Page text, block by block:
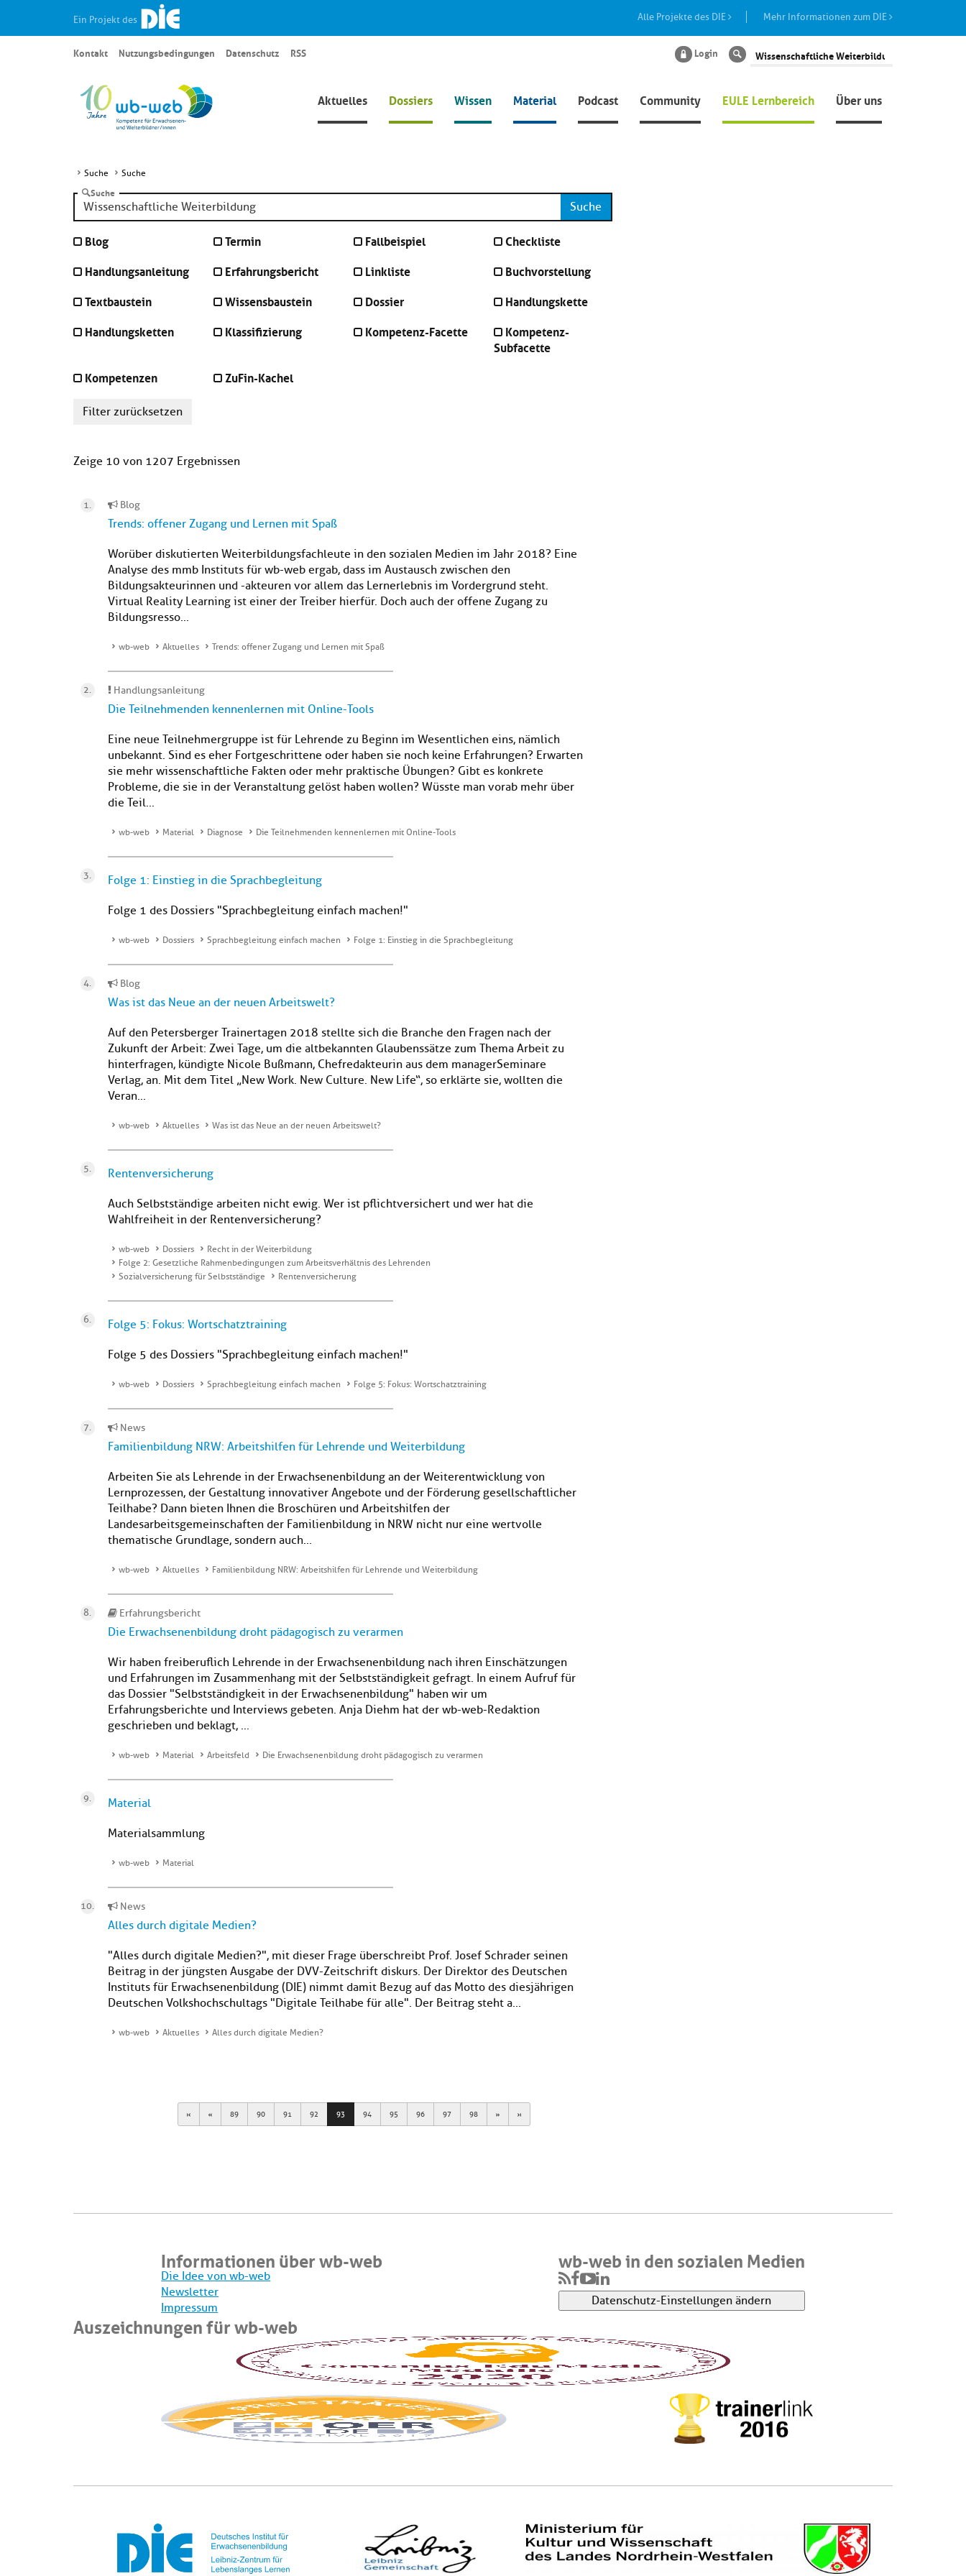
Ein Projekt des Alle Projekte des DIE Mehr Informationen zum DIE
Aktuelles Dossiers Wissen Material Podcast Community EULE Lernbereich Über uns
Kontakt Nutzungsbedingungen Datenschutz RSS Login Suche
Suche Suche
Suche
Suche
Blog Termin Fallbeispiel
Checkliste
Handlungsanleitung
Erfahrungsbericht Linkliste
Buchvorstellung
Textbaustein
Wissensbaustein Dossier
Handlungskette
Handlungsketten
Klassifizierung Kompetenz-Facette
Kompetenz-
Subfacette
Kompetenzen
ZuFin-Kachel
Filter zurücksetzen
Zeige 10 von 1207 Ergebnissen
Blog
Trends: offener Zugang und Lernen mit Spaß
Worüber diskutierten Weiterbildungsfachleute in den sozialen Medien im Jahr 2018? Eine
Analyse des mmb Instituts für wb-web ergab, dass im Austausch zwischen den
Bildungsakteurinnen und -akteuren vor allem das Lernerlebnis im Vordergrund steht.
Virtual Reality Learning ist einer der Treiber hierfür. Doch auch der offene Zugang zu
Bildungsresso...
wb-web Aktuelles Trends: offener Zugang und Lernen mit Spaß
Handlungsanleitung
Die Teilnehmenden kennenlernen mit Online-Tools
Eine neue Teilnehmergruppe ist für Lehrende zu Beginn im Wesentlichen eins, nämlich
unbekannt. Sind es eher Fortgeschrittene oder haben sie noch keine Erfahrungen? Erwarten
sie mehr wissenschaftliche Fakten oder mehr praktische Übungen? Gibt es konkrete
Probleme, die sie in der Veranstaltung gelöst haben wollen? Wüsste man vorab mehr über
die Teil...
wb-web Material Diagnose Die Teilnehmenden kennenlernen mit Online-Tools
Folge 1: Einstieg in die Sprachbegleitung
Folge 1 des Dossiers "Sprachbegleitung einfach machen!"
wb-web Dossiers Sprachbegleitung einfach machen Folge 1: Einstieg in die Sprachbegleitung
Blog
Was ist das Neue an der neuen Arbeitswelt?
Auf den Petersberger Trainertagen 2018 stellte sich die Branche den Fragen nach der
Zukunft der Arbeit: Zwei Tage, um die altbekannten Glaubenssätze zum Thema Arbeit zu
hinterfragen, kündigte Nicole Bußmann, Chefredakteurin aus dem managerSeminare
Verlag, an. Mit dem Titel „New Work. New Culture. New Life“, so erklärte sie, wollten die
Veran...
wb-web Aktuelles Was ist das Neue an der neuen Arbeitswelt?
Rentenversicherung
Auch Selbstständige arbeiten nicht ewig. Wer ist pflichtversichert und wer hat die
Wahlfreiheit in der Rentenversicherung?
wb-web Dossiers
Recht in der Weiterbildung
Folge 2: Gesetzliche Rahmenbedingungen zum Arbeitsverhältnis des Lehrenden
Sozialversicherung für Selbstständige
Rentenversicherung
Folge 5: Fokus: Wortschatztraining
Folge 5 des Dossiers "Sprachbegleitung einfach machen!"
wb-web Dossiers Sprachbegleitung einfach machen Folge 5: Fokus: Wortschatztraining
News
Familienbildung NRW: Arbeitshilfen für Lehrende und Weiterbildung
Arbeiten Sie als Lehrende in der Erwachsenenbildung an der Weiterentwicklung von
Lernprozessen, der Gestaltung innovativer Angebote und der Förderung gesellschaftlicher
Teilhabe? Dann bieten Ihnen die Broschüren und Arbeitshilfen der
Landesarbeitsgemeinschaften der Familienbildung in NRW nicht nur eine wertvolle
thematische Grundlage, sondern auch...
wb-web Aktuelles Familienbildung NRW: Arbeitshilfen für Lehrende und Weiterbildung
Erfahrungsbericht
Die Erwachsenenbildung droht pädagogisch zu verarmen
Wir haben freiberuflich Lehrende in der Erwachsenenbildung nach ihren Einschätzungen
und Erfahrungen im Zusammenhang mit der Selbstständigkeit gefragt. In einem Aufruf für
das Dossier "Selbstständigkeit in der Erwachsenenbildung" haben wir um
Erfahrungsberichte und Interviews gebeten. Anja Diehm hat der wb-web-Redaktion
geschrieben und beklagt, ...
wb-web Material Arbeitsfeld Die Erwachsenenbildung droht pädagogisch zu verarmen
Material
Materialsammlung
wb-web Material
News
Alles durch digitale Medien?
"Alles durch digitale Medien?", mit dieser Frage überschreibt Prof. Josef Schrader seinen
Beitrag in der jüngsten Ausgabe der DVV-Zeitschrift diskurs. Der Direktor des Deutschen
Instituts für Erwachsenenbildung (DIE) nimmt damit Bezug auf das Motto des diesjährigen
Deutschen Volkshochschultags "Digitale Teilhabe für alle". Der Beitrag steht a...
wb-web Aktuelles Alles durch digitale Medien?
First Previous
89 90 91 92 93 94 95 96 97 98 Next Last
Informationen über wb-web
Die Idee von wb-web
Newsletter
Impressum
wb-web in den sozialen Medien
Datenschutz-Einstellungen ändern
Auszeichnungen für wb-web